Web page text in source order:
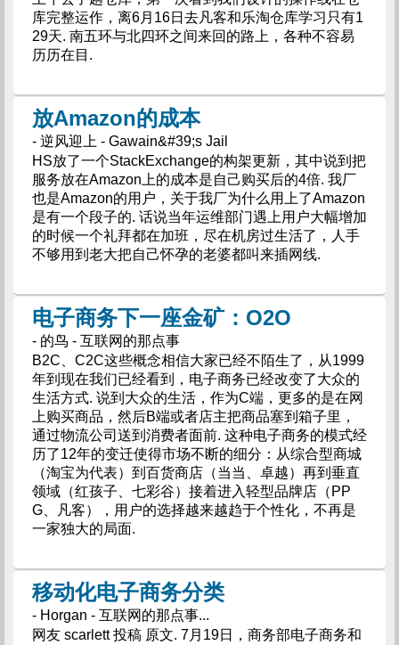
库完整运作，离6月16日去凡客和乐淘仓库学习只有1
29天. 南五环与北四环之间来回的路上，各种不容易
历历在目.
放Amazon的成本
- 逆风迎上 - Gawain&#39;s Jail
HS放了一个StackExchange的构架更新，其中说到把
服务放在Amazon上的成本是自己购买后的4倍. 我厂
也是Amazon的用户，关于我厂为什么用上了Amazon
是有一个段子的. 话说当年运维部门遇上用户大幅增加
的时候一个礼拜都在加班，尽在机房过生活了，人手
不够用到老大把自己怀孕的老婆都叫来插网线.
电子商务下一座金矿：O2O
- 的鸟 - 互联网的那点事
B2C、C2C这些概念相信大家已经不陌生了，从1999
年到现在我们已经看到，电子商务已经改变了大众的
生活方式. 说到大众的生活，作为C端，更多的是在网
上购买商品，然后B端或者店主把商品塞到箱子里，
通过物流公司送到消费者面前. 这种电子商务的模式经
历了12年的变迁使得市场不断的细分：从综合型商城
（淘宝为代表）到百货商店（当当、卓越）再到垂直
领域（红孩子、七彩谷）接着进入轻型品牌店（PP
G、凡客），用户的选择越来越趋于个性化，不再是
一家独大的局面.
移动化电子商务分类
- Horgan - 互联网的那点事...
网友 scarlett 投稿 原文. 7月19日，商务部电子商务和